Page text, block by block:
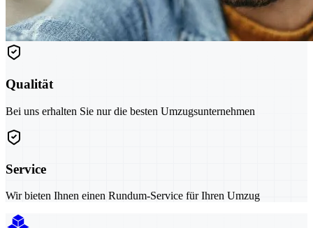
Qualität
Bei uns erhalten Sie nur die besten Umzugsunternehmen
Service
Wir bieten Ihnen einen Rundum-Service für Ihren Umzug